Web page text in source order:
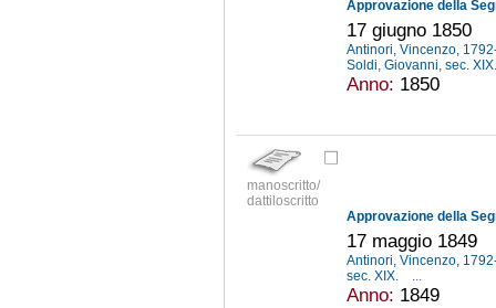
17 giugno 1850
Antinori, Vincenzo,
Soldi, Giovanni, sec.
Anno: 1850
manoscritto/
dattiloscritto
17 maggio 1849
Antinori, Vincenzo,
sec. XIX.
...
Anno: 1849